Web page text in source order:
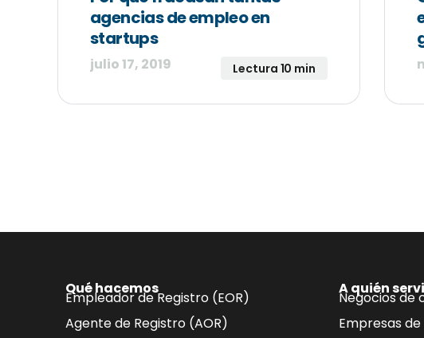
agencias de empleo en
startups
julio 17, 2019 Lectura 10 min
Qué hacemos
Empleador de Registro (EOR)
Agente de Registro (AOR)
A quién
Negocios de
Empresas